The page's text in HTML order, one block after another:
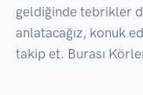
geldiğinde tebrikler
anlatacağız, konuk
takip et. Burası